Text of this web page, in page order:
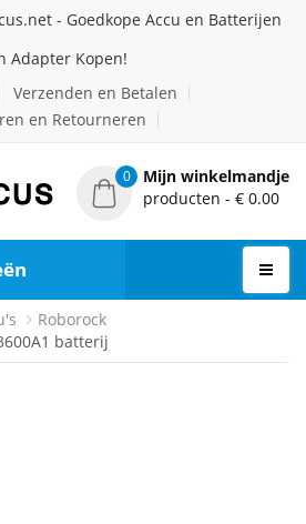
- Goedkope Accu en Batterijen
Adapter Kopen!
Verzenden en Betalen
en Retourneren
0
Mijn winkelmandje
producten - € 0.00
Roborock
batterij